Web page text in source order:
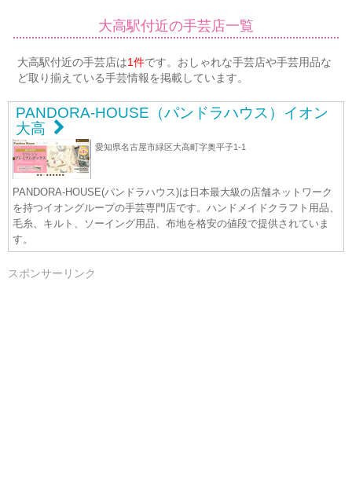
大高駅付近の手芸店一覧
大高駅付近の手芸店は1件です。おしゃれな手芸店や手芸用品な
ど取り揃えている手芸情報を掲載しています。
PANDORA-HOUSE（パンドラハウス）イオン
大高
愛知県名古屋市緑区大高町字奥平子1-1
PANDORA-HOUSE(パンドラハウス)は日本最大級の店舗ネットワーク
を持つイオングループの手芸専門店です。ハンドメイドクラフト用品、
毛糸、キルト、ソーイング用品、布地を格安の値段で提供されていま
す。
スポンサーリンク